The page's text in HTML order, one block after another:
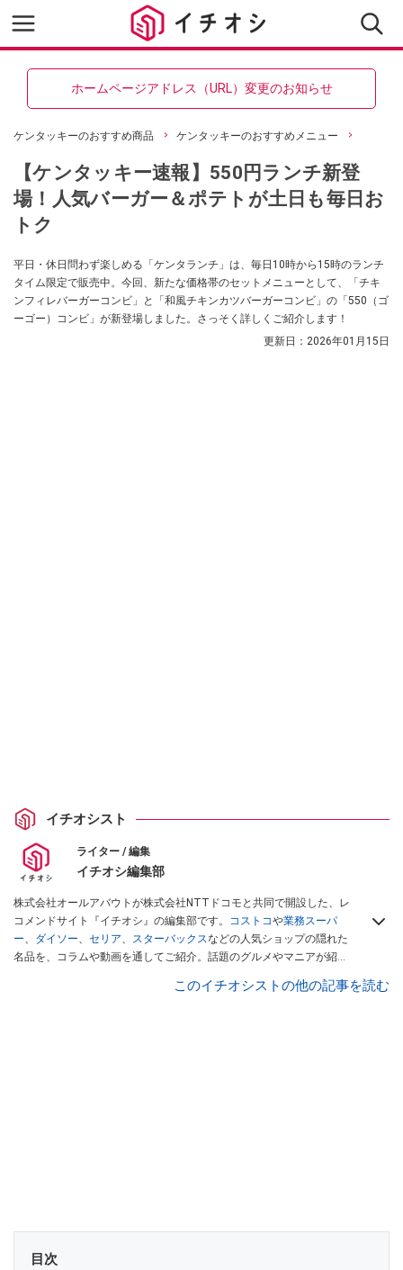
ホームページアドレス（URL）変更のお知らせ
ケンタッキーのおすすめ商品 ケンタッキーのおすすめメニュー
【ケンタッキー速報】550円ランチ新登
場！人気バーガー＆ポテトが土日も毎日お
トク
平日・休日問わず楽しめる「ケンタランチ」は、毎日10時から15時のランチ
タイム限定で販売中。今回、新たな価格帯のセットメニューとして、「チキ
ンフィレバーガーコンビ」と「和風チキンカツバーガーコンビ」の「550（ゴ
ーゴー）コンビ」が新登場しました。さっそく詳しくご紹介します！
更新日： 2026年01月15日
イチオシスト
ライター / 編集
イチオシ編集部
株式会社オールアバウトが株式会社NTTドコモと共同で開設した、レ
コメンドサイト『イチオシ』の編集部です。 コストコや業務スーパ
ー、 ダイソー、 セリア、 スターバックスなどの人気ショップの隠れた
名品を、コラムや動画を通してご紹介。話題のグルメやマニアが紹介
インフルエンサーが実際に使用してレビューしています。毎日トレン
このイチオシストの他の記事を読む
目次